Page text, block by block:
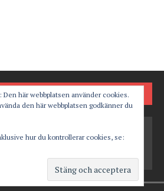
här webbplatsen använder cookies.
den här webbplatsen godkänner du
hur du kontrollerar cookies, se: